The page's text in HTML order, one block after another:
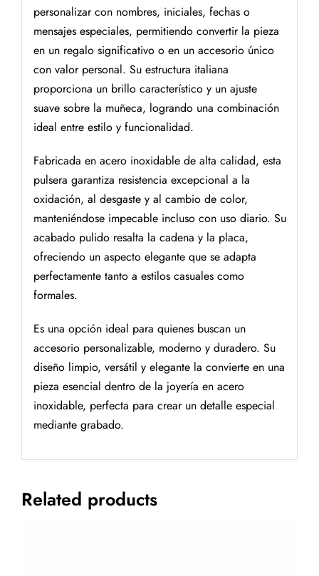
personalizar con nombres, iniciales, fechas o
mensajes especiales, permitiendo convertir la pieza
en un regalo significativo o en un accesorio único
con valor personal. Su estructura italiana
proporciona un brillo característico y un ajuste
suave sobre la muñeca, logrando una combinación
ideal entre estilo y funcionalidad.
Fabricada en acero inoxidable de alta calidad, esta
pulsera garantiza resistencia excepcional a la
oxidación, al desgaste y al cambio de color,
manteniéndose impecable incluso con uso diario. Su
acabado pulido resalta la cadena y la placa,
ofreciendo un aspecto elegante que se adapta
perfectamente tanto a estilos casuales como
formales.
Es una opción ideal para quienes buscan un
accesorio personalizable, moderno y duradero. Su
diseño limpio, versátil y elegante la convierte en una
pieza esencial dentro de la joyería en acero
inoxidable, perfecta para crear un detalle especial
mediante grabado.
Related products